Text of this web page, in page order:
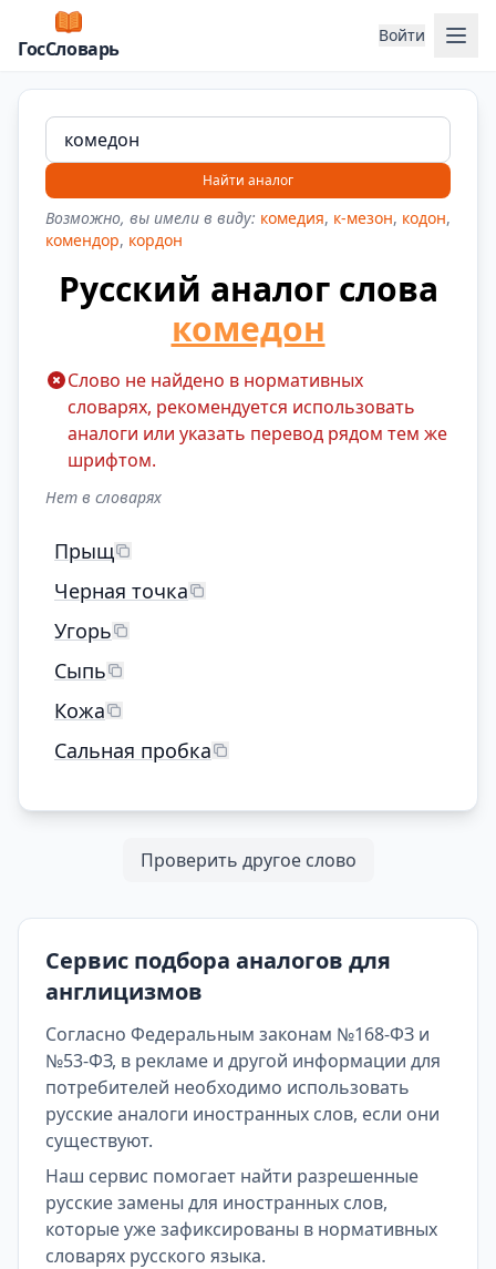
ГосСловарь
Войти
Найти аналог
Возможно, вы имели в виду: комедия, к-мезон, кодон,
комендор, кордон
Русский аналог слова
комедон
Слово не найдено в нормативных
словарях, рекомендуется использовать
аналоги или указать перевод рядом тем же
шрифтом.
Нет в словарях
Прыщ
Черная точка
Угорь
Сыпь
Кожа
Сальная пробка
Проверить другое слово
Сервис подбора аналогов для
англицизмов
Согласно Федеральным законам №168-ФЗ и
№53-ФЗ, в рекламе и другой информации для
потребителей необходимо использовать
русские аналоги иностранных слов, если они
существуют.
Наш сервис помогает найти разрешенные
русские замены для иностранных слов,
которые уже зафиксированы в нормативных
словарях русского языка.